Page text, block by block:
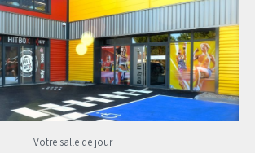
Votre salle de jour